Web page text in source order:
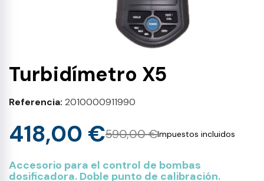
Turbidímetro X5
Referencia 2010000911990
590,00 €
418,00 € Impuestos incluidos
Accesorio para el control de bombas
dosificadora. Doble punto de calibración.